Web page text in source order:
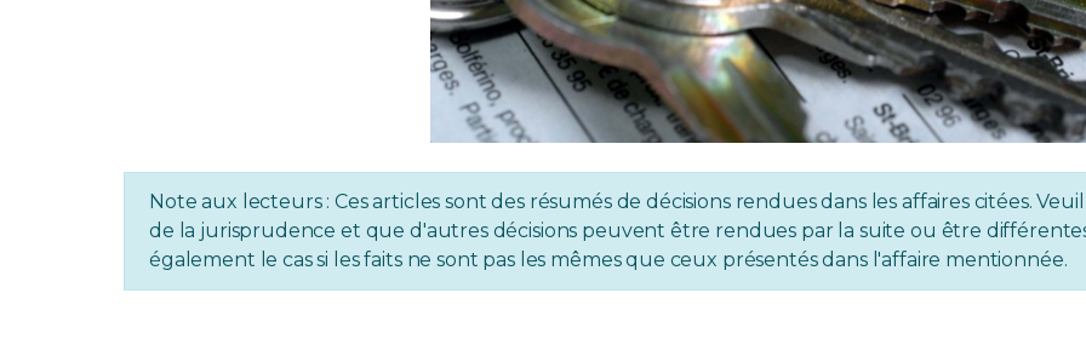
Note aux lecteurs : Ces articles sont des résumés de décisions rendues dans les affaires citées.
de la jurisprudence et que d'autres décisions peuvent être rendues par la suite ou être
également le cas si les faits ne sont pas les mêmes que ceux présentés dans l'affaire mentionnée.